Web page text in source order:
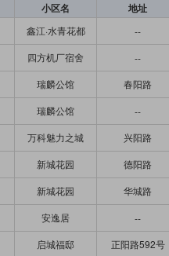
小区名 地址
鑫江·水青花都
--
四方机厂宿舍
--
瑞麟公馆
春阳路
瑞麟公馆
--
万科魅力之城
兴阳路
新城花园
德阳路
新城花园
华城路
安逸居
--
启城福邸
正阳路592号